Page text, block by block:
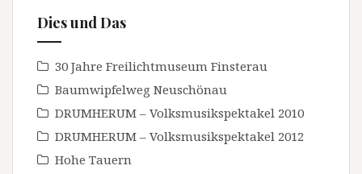
Dies und Das
30 Jahre Freilichtmuseum Finsterau
Baumwipfelweg Neuschönau
DRUMHERUM – Volksmusikspektakel 2010
DRUMHERUM – Volksmusikspektakel 2012
Hohe Tauern